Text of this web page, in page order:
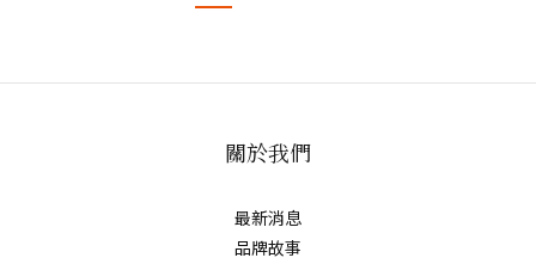
關於我們
最新消息
品牌故事